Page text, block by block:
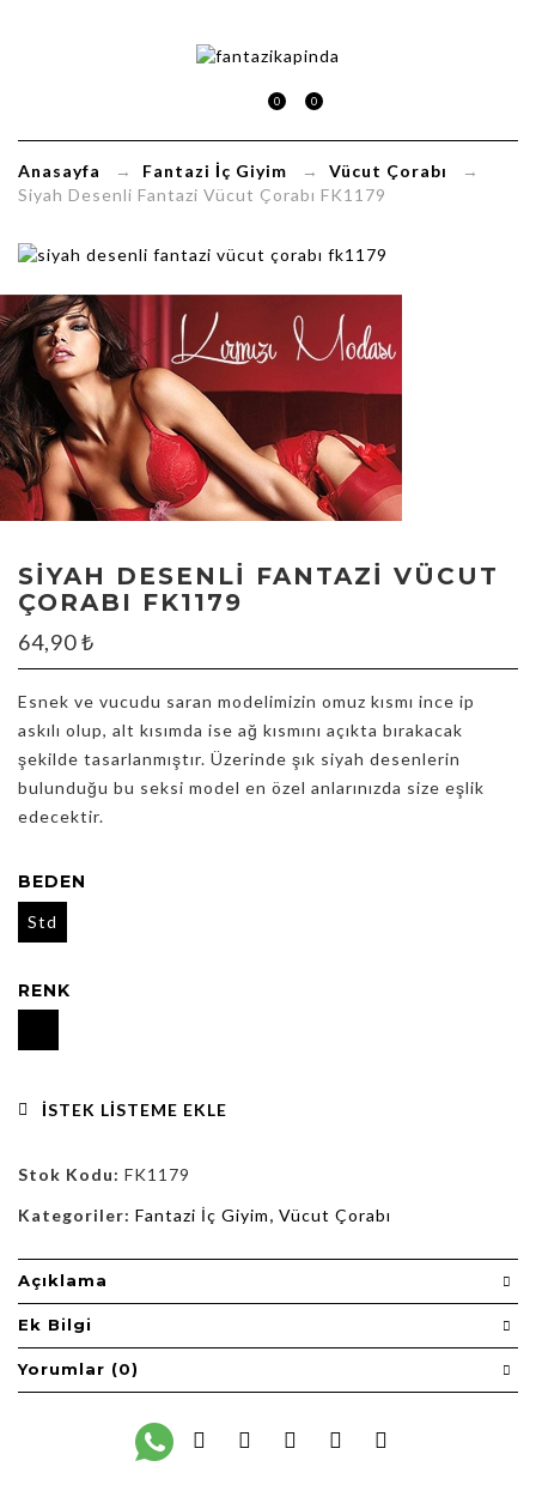
0 0
Anasayfa → Fantazi İç Giyim → Vücut Çorabı
→
Siyah Desenli Fantazi Vücut Çorabı FK1179
SIYAH DESENLI FANTAZI VÜCUT
ÇORABI FK1179
64,90₺
Esnek ve vucudu saran modelimizin omuz kısmı ince ip
askılı olup, alt kısımda ise ağ kısmını açıkta bırakacak
şekilde tasarlanmıştır. Üzerinde şık siyah desenlerin
bulunduğu bu seksi model en özel anlarınızda size eşlik
edecektir.
BEDEN
Std
RENK
İSTEK LISTEME EKLE
Stok Kodu: FK1179
Kategoriler: Fantazi İç Giyim, Vücut Çorabı
Açıklama
Ek Bilgi
Yorumlar (0)